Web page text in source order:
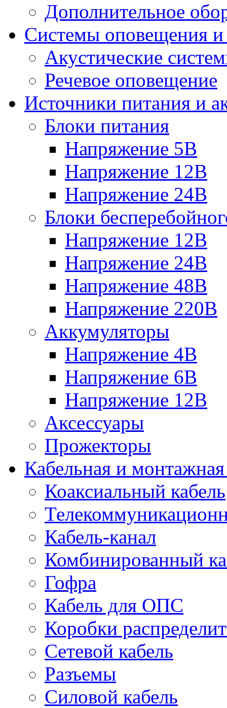
Дополнительное
Системы оповещения и
Акустические
Речевое оповещение
Источники питания и
Блоки питания
Напряжение 5В
Напряжение 12В
Напряжение 24В
Блоки
Напряжение 12В
Напряжение 24В
Напряжение 48В
Напряжение 220В
Аккумуляторы
Напряжение 4В
Напряжение 6В
Напряжение 12В
Аксессуары
Прожекторы
Кабельная и
Коаксиальный кабель
Кабель-канал
Комбинированный
Гофра
Кабель для ОПС
Коробки
Сетевой кабель
Разъемы
Силовой кабель